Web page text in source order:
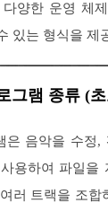
양한 운영 체
있는 형식을 제
그램 종류 (
은 음악을 수정
용하여 파일을
러 트랙을 조